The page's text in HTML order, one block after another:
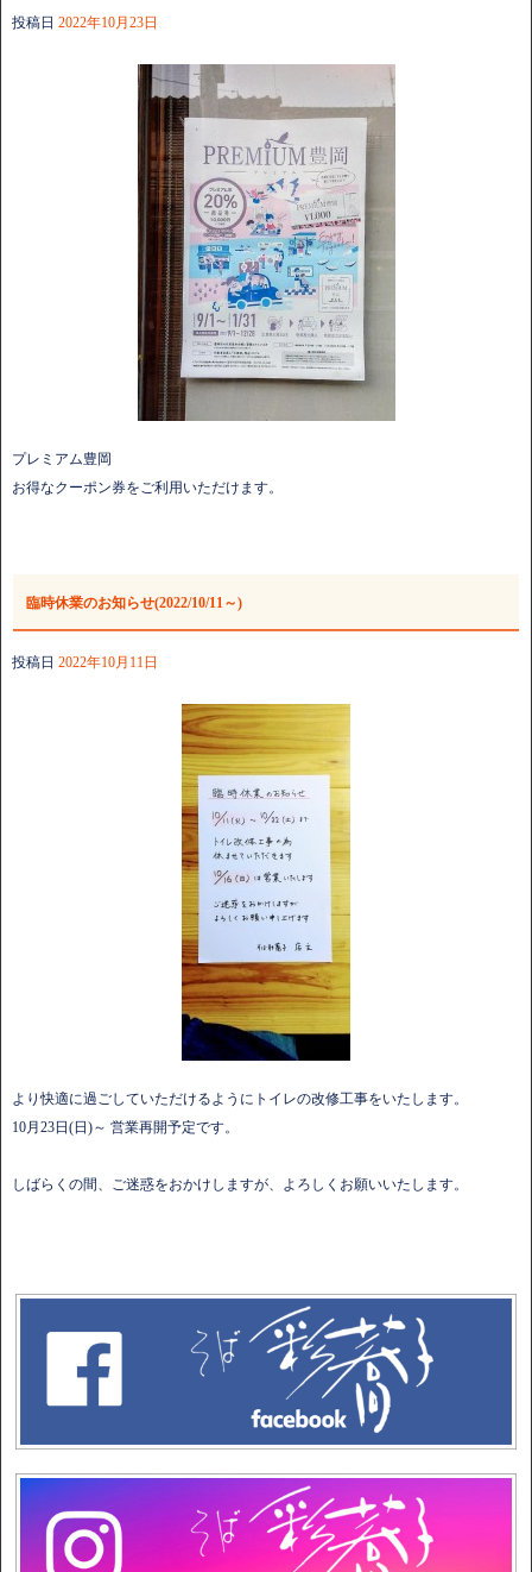
投稿日 2022年10月23日
プレミアム豊岡
お得なクーポン券をご利用いただけます。
臨時休業のお知らせ(2022/10/11～)
投稿日 2022年10月11日
より快適に過ごしていただけるようにトイレの改修工事をいたします。
10月23日(日)～ 営業再開予定です。
しばらくの間、ご迷惑をおかけしますが、よろしくお願いいたします。